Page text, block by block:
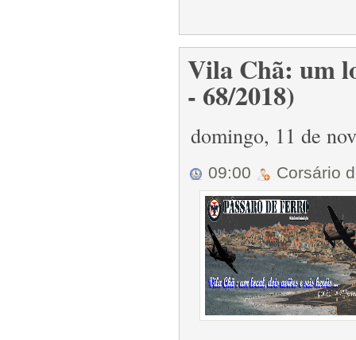
Vila Chã: um
- 68/2018)
domingo, 11 de
09:00 Corsário